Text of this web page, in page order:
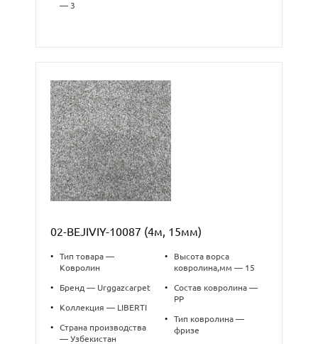
— 3
02-BEJIVIY-10087 (4м, 15мм)
•
Тип товара —
Ковролин
• Бренд — Urggazcarpet
• Коллекция — LIBERTI
•
Страна производства
— Узбекистан
•
Высота ворса
ковролина,мм — 15
•
Состав ковролина —
PP
•
Тип ковролина —
фризе